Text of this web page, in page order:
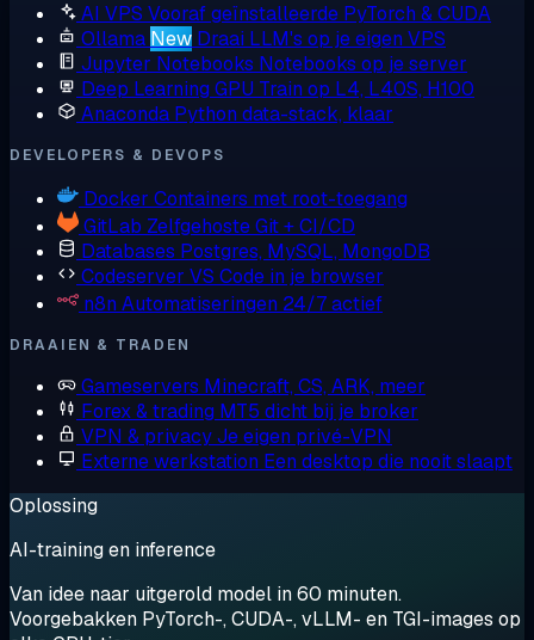
AI VPS Vooraf geïnstalleerde PyTorch & CUDA
Ollama New Draai LLM's op je eigen VPS
Jupyter Notebooks Notebooks op je server
Deep Learning GPU Train op L4, L40S, H100
Anaconda Python data-stack, klaar
DEVELOPERS & DEVOPS
Docker Containers met root-toegang
GitLab Zelfgehoste Git + CI/CD
Databases Postgres, MySQL, MongoDB
Codeserver VS Code in je browser
n8n Automatiseringen 24/7 actief
DRAAIEN & TRADEN
Gameservers Minecraft, CS, ARK, meer
Forex & trading MT5 dicht bij je broker
VPN & privacyJe eigen privé-VPN
Externe werkstation Een desktop die nooit slaapt
Oplossing
AI-training en inference
Van idee naar uitgerold model in 60 minuten.
Voorgebakken PyTorch-, CUDA-, vLLM- en TGI-images op